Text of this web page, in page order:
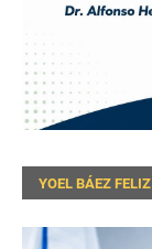
YOEL BÁEZ FELIZ